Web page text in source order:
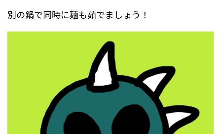
別の鍋で同時に麺も茹でましょう！